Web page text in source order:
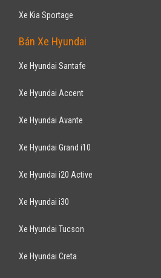
Xe Kia Sportage
Bán Xe Hyundai
Xe Hyundai Santafe
Xe Hyundai Accent
Xe Hyundai Avante
Xe Hyundai Grand i10
Xe Hyundai i20 Active
Xe Hyundai i30
Xe Hyundai Tucson
Xe Hyundai Creta